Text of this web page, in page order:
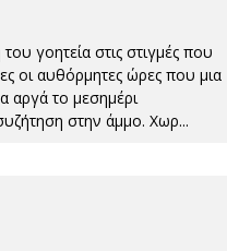
γοητεία στις στιγμές που
οι αυθόρμητες ώρες που μια
αργά το μεσημέρι
στην άμμο. Χωρ...